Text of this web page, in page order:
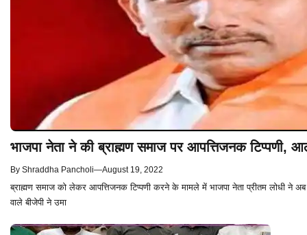
भाजपा नेता ने की ब्राह्मण समाज पर आपत्तिजनक टिप्पणी,
By Shraddha Pancholi—August 19, 2022
ब्राह्मण समाज को लेकर आपत्तिजनक टिप्पणी करने के मामले में भाजपा नेता प्रीतम लोधी ने
वाले बीजेपी ने उमा